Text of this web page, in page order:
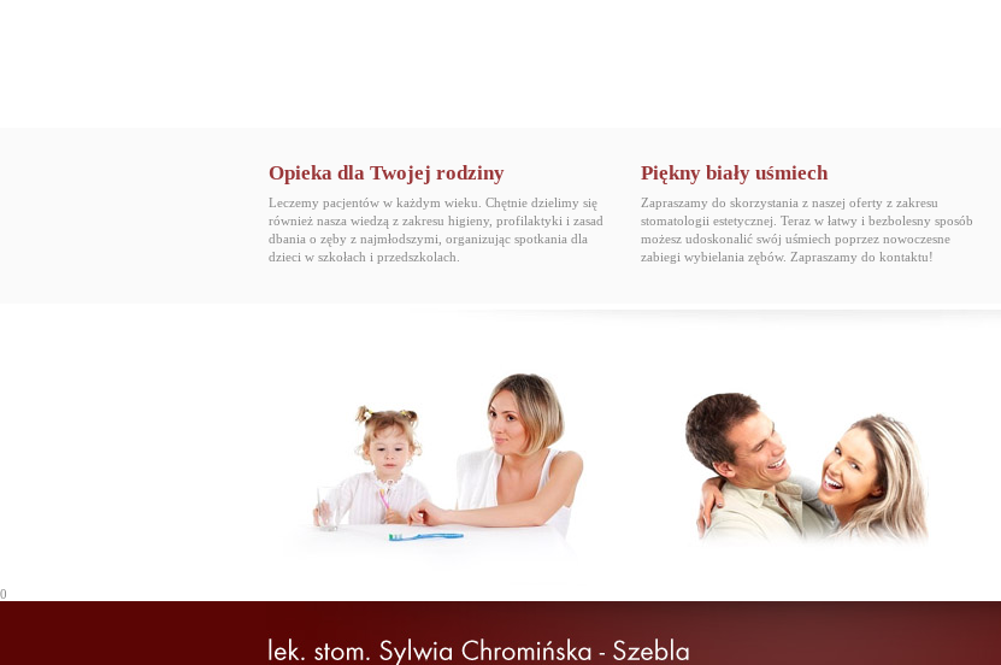
Opieka dla Twojej rodziny
Leczemy pacjentów w każdym wieku. Chętnie dzielimy się
również nasza wiedzą z zakresu higieny, profilaktyki i zasad
dbania o zęby z najmłodszymi, organizując spotkania dla
dzieci w szkołach i przedszkolach.
Piękny biały uśmiech
Zapraszamy do skorzystania z naszej oferty z zakresu
stomatologii estetycznej. Teraz w łatwy i bezbolesny sposób
możesz udoskonalić swój uśmiech poprzez nowoczesne
zabiegi wybielania zębów. Zapraszamy do kontaktu!
0